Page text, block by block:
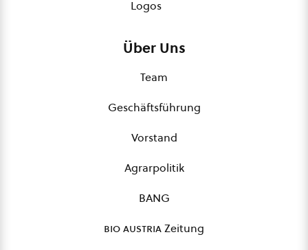
Logos
Über Uns
Team
Geschäftsführung
Vorstand
Agrarpolitik
BANG
bio austriaZeitung